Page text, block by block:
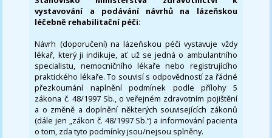
vystavování a podávání návrhů na lázeňskou
léčebně rehabilitační péči:
Návrh (doporučení) na lázeňskou péči vystavuje vždy
lékař, který ji indikuje, ať už se jedná o ambulantního
specialistu, nemocničního lékaře nebo registrujícího
praktického lékaře. To souvisí s odpovědností za řádné
přezkoumání naplnění podmínek podle přílohy 5
zákona č. 48/1997 Sb., o veřejném zdravotním pojištění
a o změně a doplnění některých souvisejících zákonů
(dále jen „zákon č. 48/1997 Sb.“) a informování pacienta
o tom, zda tyto podmínky jsou/nejsou splněny.